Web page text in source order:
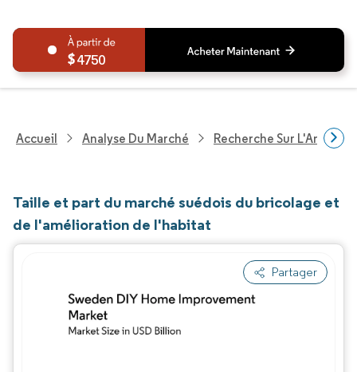
4750
Accueil Analyse Du Marché Recherche Sur
Taille et part du marché suédois du bricolage et
de l'amélioration de l'habitat
Partager